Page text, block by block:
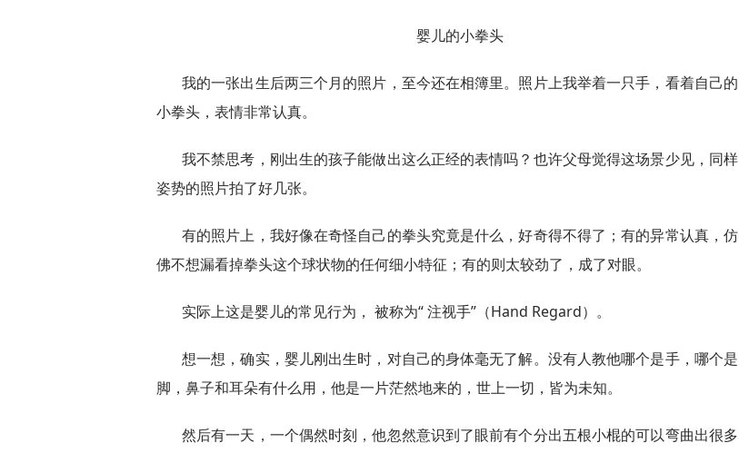
婴儿的小拳头
我的一张出生后两三个月的照片，至今还在相簿里。照片上我举着一只手，看着自己的
小拳头，表情非常认真。
我不禁思考，刚出生的孩子能做出这么正经的表情吗？也许父母觉得这场景少见，同样
姿势的照片拍了好几张。
有的照片上，我好像在奇怪自己的拳头究竟是什么，好奇得不得了；有的异常认真，仿
佛不想漏看掉拳头这个球状物的任何细小特征；有的则太较劲了，成了对眼。
实际上这是婴儿的常见行为， 被称为“ 注视手”（Hand Regard）。
想一想，确实，婴儿刚出生时，对自己的身体毫无了解。没有人教他哪个是手，哪个是
脚，鼻子和耳朵有什么用，他是一片茫然地来的，世上一切，皆为未知。
然后有一天，一个偶然时刻，他忽然意识到了眼前有个分出五根小棍的可以弯曲出很多